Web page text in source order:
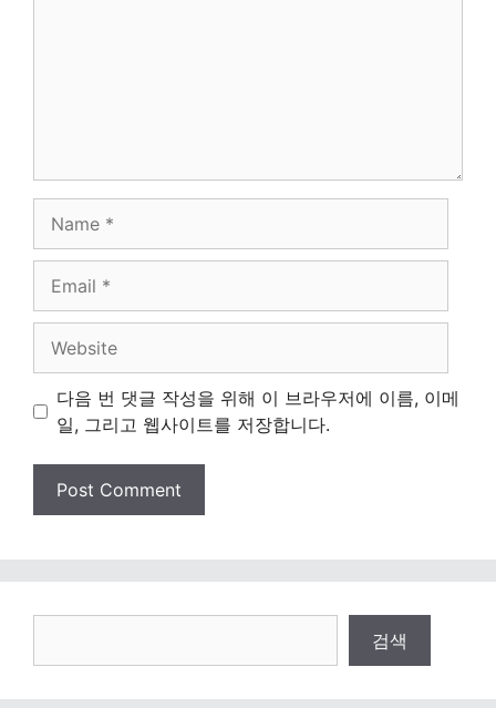
다음 번 댓글 작성을 위해 이 브라우저에 이름, 이메
일, 그리고 웹사이트를 저장합니다.
검색